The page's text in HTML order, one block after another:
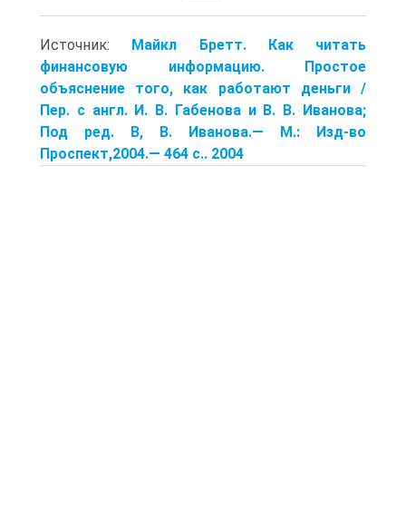
Источник: Майкл Бретт. Как читать
финансовую информацию. Простое
объяснение того, как работают деньги /
Пер. с англ. И. В. Габенова и В. В. Иванова;
Под ред. В, В. Иванова.— М.: Изд-во
Проспект,2004.— 464 с.. 2004